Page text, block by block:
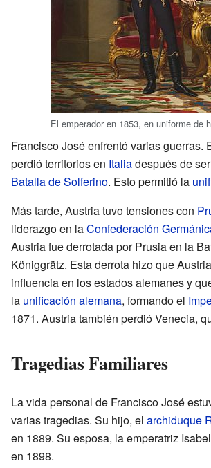
El emperador en 1853, en uniforme de
Francisco José enfrentó varias guerras.
perdió territorios en Italiadespués de
Batalla de Solferino. Esto permitió la
Más tarde, Austria tuvo tensiones con
liderazgo en laConfederación
Austria fue derrotada por Prusia en la
Königgrätz. Esta derrota hizo que
influencia en los estados alemanes y
la unificación alemana, formando el
1871. Austria también perdió Venecia,
Tragedias Familiares
La vida personal de Francisco José
varias tragedias. Su hijo, el archiduque
en 1889. Su esposa, la emperatriz
en 1898.